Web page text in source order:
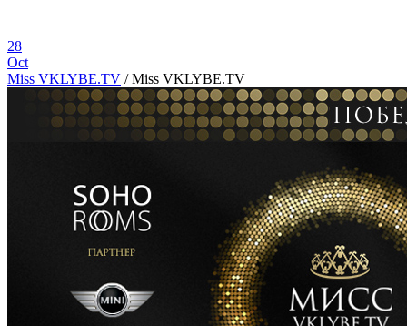
28
Oct
Miss VKLYBE.TV /Miss VKLYBE.TV